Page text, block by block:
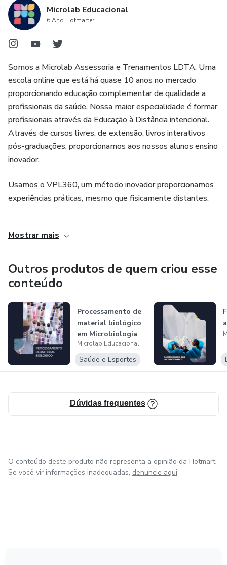
Microlab Educacional
6 Ano Hotmarter
Somos a Microlab Assessoria e Trenamentos LDTA. Uma
escola online que está há quase 10 anos no mercado
proporcionando educação complementar de qualidade a
profissionais da saúde. Nossa maior especialidade é formar
profissionais através da Educação à Distância intencional.
Através de cursos livres, de extensão, livros interativos
pós-graduações, proporcionamos aos nossos alunos ensino
inovador.
Usamos o VPL360, um método inovador proporcionamos
experiências práticas, mesmo que fisicamente distantes.
Mostrar mais
Outros produtos de quem criou esse
conteúdo
Processamento de
material biológico
em Microbiologia
na prát...
Microlab Educacional
Saúde e Esportes
Dúvidas frequentes
O conteúdo deste produto não representa a opinião da Hotmart.
Se você vir informações inadequadas, denuncie aqui